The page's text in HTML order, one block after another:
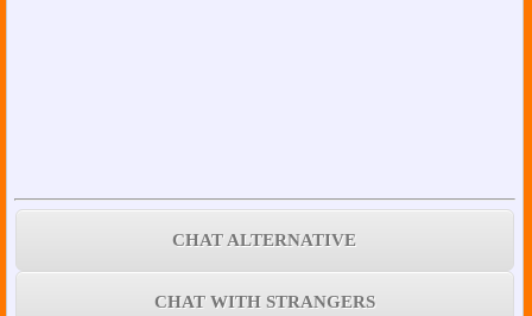
CHAT ALTERNATIVE
CHAT WITH STRANGERS